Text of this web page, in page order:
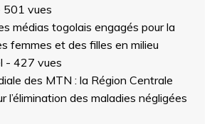
501 vues
médias togolais engagés pour la
femmes et des filles en milieu
- 427 vues
des MTN : la Région Centrale
l’élimination des maladies négligées